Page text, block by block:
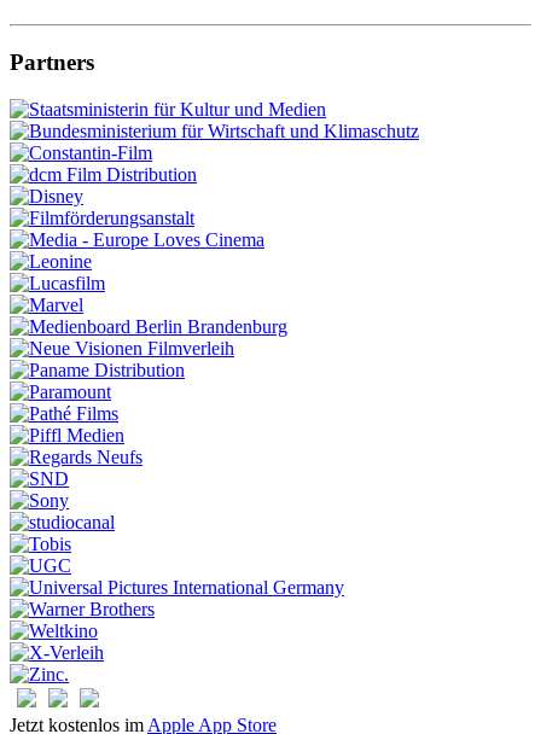
Partners
Jetzt kostenlos im Apple App Store